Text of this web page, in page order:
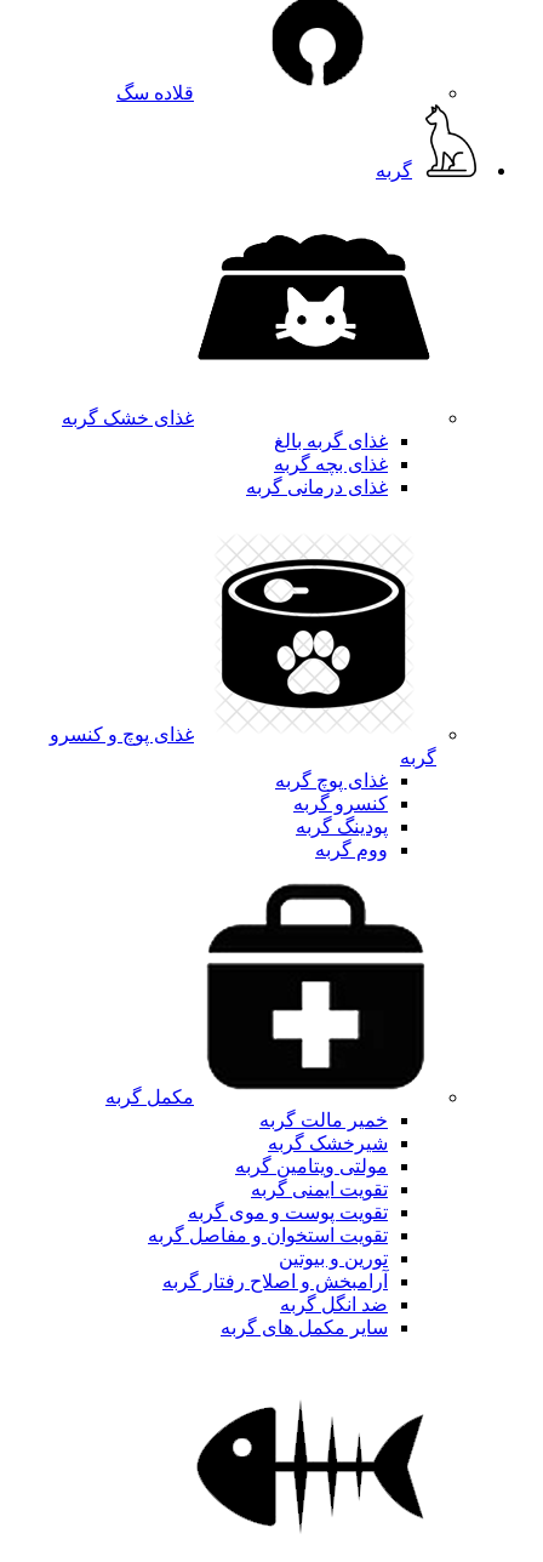
قلاده سگ
گربه
غذای خشک گربه
غذای گربه بالغ
غذای بچه گربه
غذای درمانی گربه
غذای پوچ و کنسرو
گربه
غذای پوچ گربه
کنسرو گربه
پودینگ گربه
ووم گربه
مکمل گربه
خمیر مالت گربه
شیرخشک گربه
مولتی ویتامین گربه
تقویت ایمنی گربه
تقویت پوست و موی گربه
تقویت استخوان و مفاصل گربه
تورین و بیوتین
آرامبخش و اصلاح رفتار گربه
ضد انگل گربه
سایر مکمل های گربه